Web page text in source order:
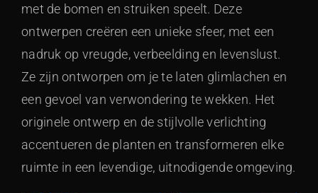
met de bomen en struiken speelt. Deze
ontwerpen creëren een unieke sfeer, met een
nadruk op vreugde, verbeelding en levenslust.
Ze zijn ontworpen om je te laten glimlachen en
een gevoel van verwondering te wekken. Het
originele ontwerp en de stijlvolle verlichting
accentueren de planten en transformeren elke
ruimte in een levendige, uitnodigende omgeving.